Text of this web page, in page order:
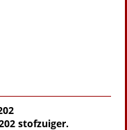
stofzuiger.